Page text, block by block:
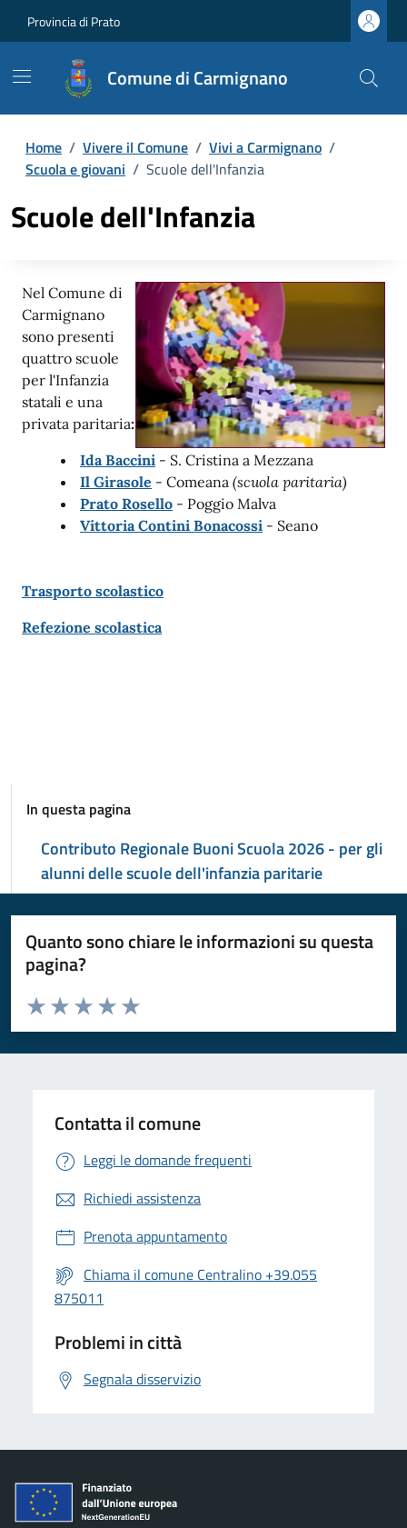
Provincia di Prato
Comune di Carmignano
Home / Vivere il Comune / Vivi a Carmignano /
Scuola e giovani / Scuole dell'Infanzia
Scuole dell'Infanzia
Nel Comune di
Carmignano
sono presenti
quattro scuole
per l'Infanzia
statali e una
privata paritaria:
Ida Baccini - S. Cristina a Mezzana
Il Girasole - Comeana (scuola paritaria)
Prato Rosello - Poggio Malva
Vittoria Contini Bonacossi - Seano
Trasporto scolastico
Refezione scolastica
In questa pagina
Contributo Regionale Buoni Scuola 2026 - per gli
alunni delle scuole dell'infanzia paritarie
Quanto sono chiare le informazioni su questa
pagina?
Valuta da 1 a 5 stelle la pagina
Valuta 5 stelle su 5
Valuta 4 stelle su 5
Valuta 3 stelle su 5
Valuta 2 stelle su 5
Valuta 1 stelle su 5
Contatta il comune
Leggi le domande frequenti
Richiedi assistenza
Prenota appuntamento
Chiama il comune Centralino +39.055
875011
Problemi in città
Segnala disservizio